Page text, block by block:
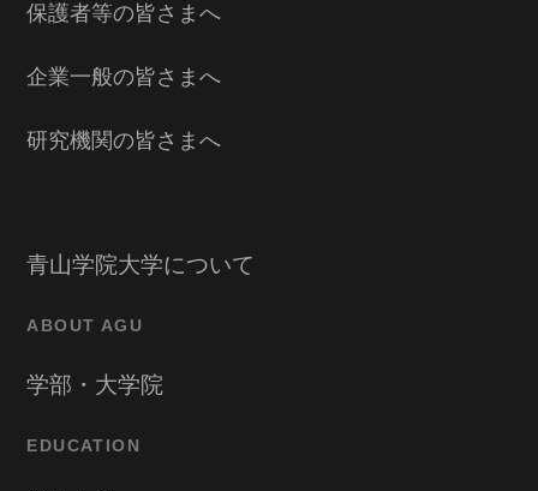
保護者等の皆さまへ
企業一般の皆さまへ
研究機関の皆さまへ
青山学院大学について
ABOUT AGU
学部・大学院
EDUCATION